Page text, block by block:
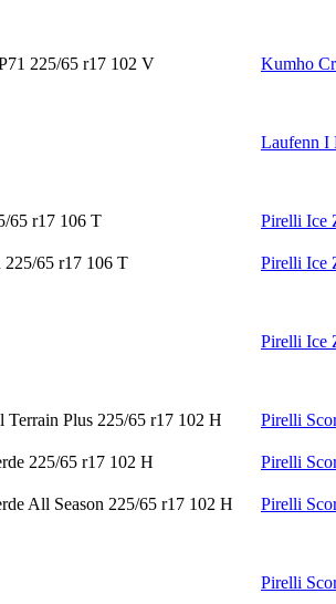
Kumho
Laufenn I
Pirelli Ice
Pirelli Ice
Pirelli Ice
Pirelli
Pirelli
Pirelli
Pirelli